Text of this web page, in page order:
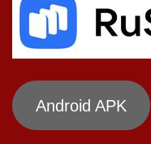
Android APK